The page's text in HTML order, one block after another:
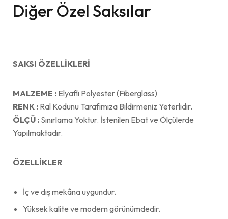
Diğer Özel Saksılar
SAKSI ÖZELLİKLERİ
MALZEME : Elyaflı Polyester (Fiberglass)
RENK : Ral Kodunu Tarafımıza Bildirmeniz Yeterlidir.
ÖLÇÜ : Sınırlama Yoktur. İstenilen Ebat ve Ölçülerde
Yapılmaktadır.
ÖZELLİKLER
İç ve dış mekâna uygundur.
Yüksek kalite ve modern görünümdedir.